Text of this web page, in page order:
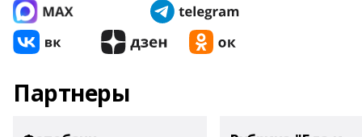
Партнеры